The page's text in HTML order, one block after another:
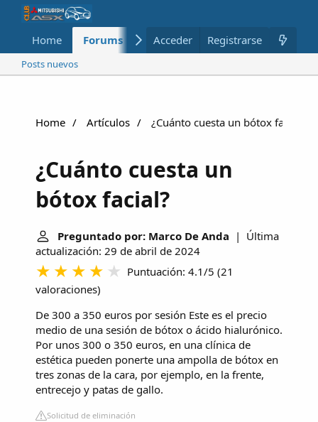
Home Forums Nuevo Miembros
Acceder Registrarse
Posts nuevos
Home Artículos ¿Cuánto cuesta un bótox facial?
¿Cuánto cuesta un
bótox facial?
Preguntado por: Marco De Anda | Última
actualización: 29 de abril de 2024
Puntuación: 4.1/5 (21
valoraciones)
De 300 a 350 euros por sesión Este es el precio
medio de una sesión de bótox o ácido hialurónico.
Por unos 300 o 350 euros, en una clínica de
estética pueden ponerte una ampolla de bótox en
tres zonas de la cara, por ejemplo, en la frente,
entrecejo y patas de gallo.
Solicitud de eliminación